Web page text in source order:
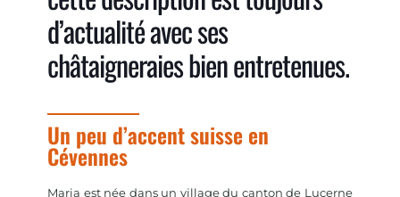
d’actualité avec ses
châtaigneraies bien entretenues.
Un peu d’accent suisse en
Cévennes
Maria est née dans un village du canton de Lucerne